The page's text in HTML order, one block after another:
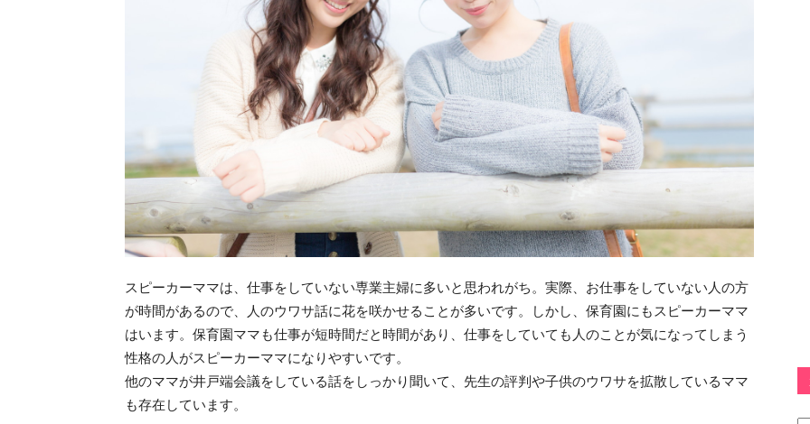
スピーカーママは、仕事をしていない専業主婦に多いと思われがち。実際、お仕事をしていない人の方
が時間があるので、人のウワサ話に花を咲かせることが多いです。しかし、保育園にもスピーカーママ
はいます。保育園ママも仕事が短時間だと時間があり、仕事をしていても人のことが気になってしまう
性格の人がスピーカーママになりやすいです。
他のママが井戸端会議をしている話をしっかり聞いて、先生の評判や子供のウワサを拡散しているママ
も存在しています。
カ